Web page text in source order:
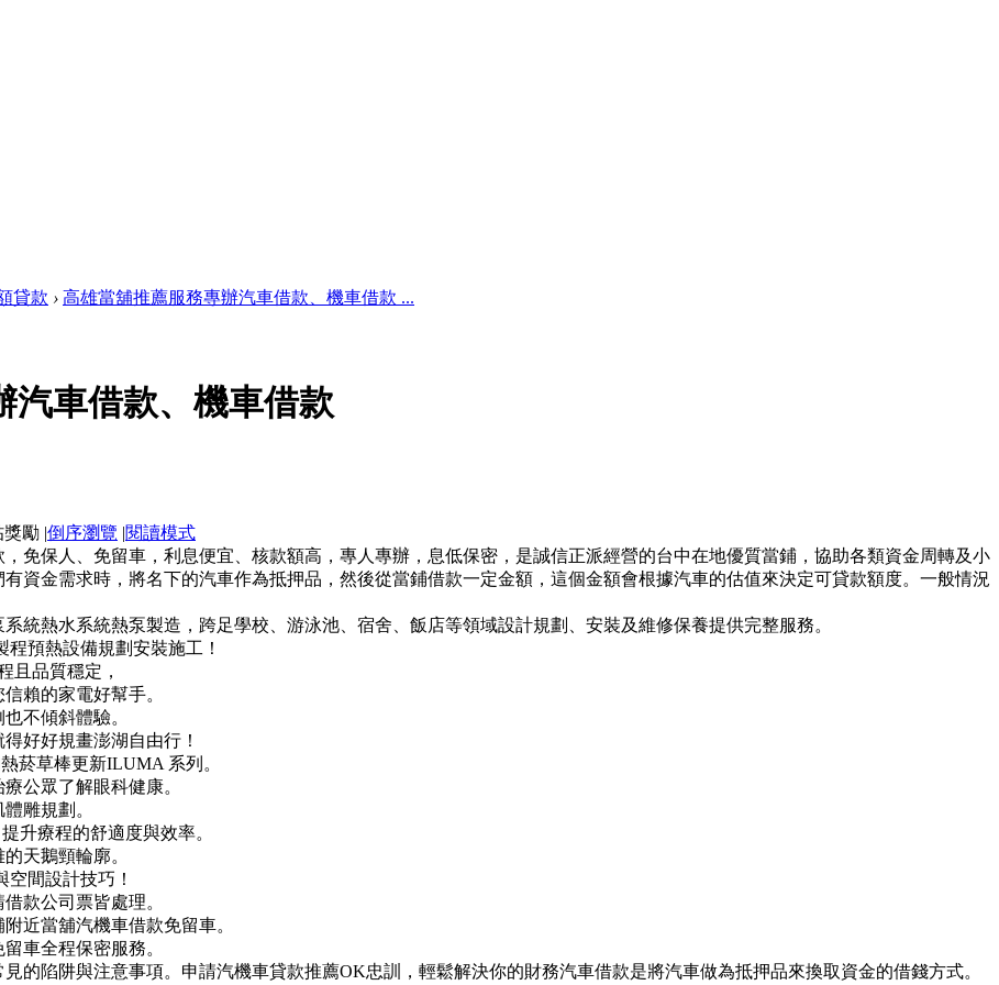
貸款 › 高雄當舖推薦服務專辦汽車借款、機車借款 ...
汽車借款、機車借款
|倒序瀏覽 |閱讀模式
免保人、免留車，利息便宜、核款額高，專人專辦，息低保密，是誠信正派經營的台中在地優質當鋪，協助各類資金周轉及小
資金需求時，將名下的汽車作為抵押品，然後從當鋪借款一定金額，這個金額會根據汽車的估值來決定可貸款額度。一般情況
統熱水系統熱泵製造，跨足學校、游泳池、宿舍、飯店等領域設計規劃、安裝及維修保養提供完整服務。
預熱設備規劃安裝施工！
且品質穩定，
賴的家電好幫手。
不傾斜體驗。
好好規畫澎湖自由行！
菸草棒更新ILUMA 系列。
公眾了解眼科健康。
雕規劃。
升療程的舒適度與效率。
天鵝頸輪廓。
間設計技巧！
款公司票皆處理。
近當舖汽機車借款免留車。
車全程保密服務。
的陷阱與注意事項。申請汽機車貸款推薦OK忠訓，輕鬆解決你的財務汽車借款是將汽車做為抵押品來換取資金的借錢方式。